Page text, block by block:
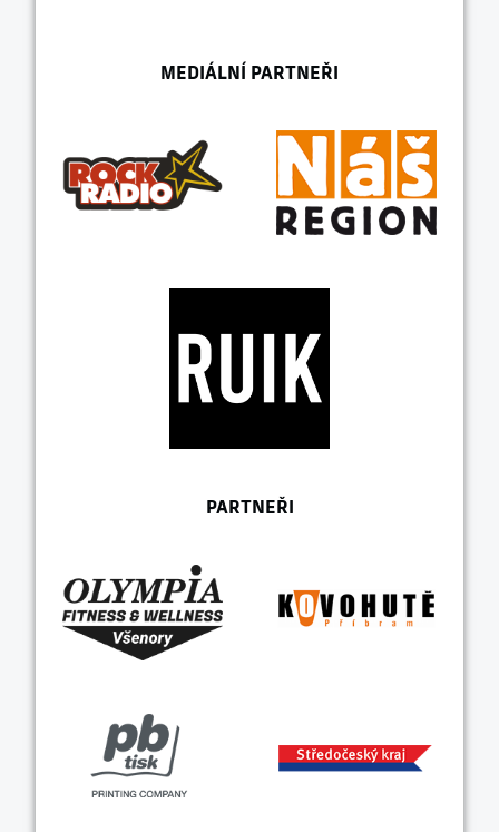
MEDIÁLNÍ PARTNEŘI
PARTNEŘI